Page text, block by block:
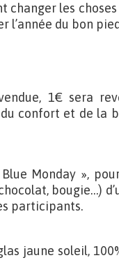
changer les
l’année du bon
1€ sera
confort et de la
Monday »,
bougie…)
participants.
jaune soleil,